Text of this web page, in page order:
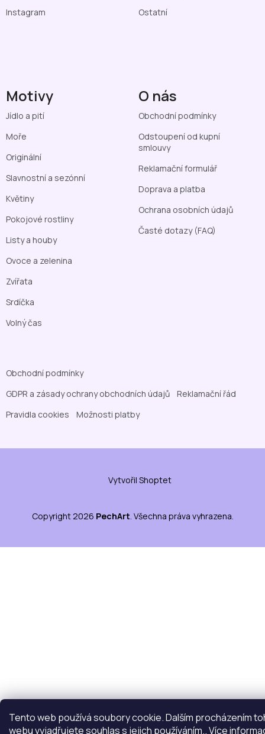
Tento web používá soubory cookie. Dalším procházením
webu vyjadřujete souhlas s jejich používáním.. Více
Instagram
Ostatní
Motivy
Jídlo a pití
Moře
Originální
Slavnostní a sezónní
Květiny
Pokojové rostliny
Listy a houby
Ovoce a zelenina
Zvířata
Srdíčka
Volný čas
O nás
Obchodní podmínky
Odstoupení od kupní
smlouvy
Reklamační formulář
Doprava a platba
Ochrana osobních údajů
Časté dotazy (FAQ)
Obchodní podmínky
GDPR a zásady ochrany obchodních údajů
Reklamační řád
Pravidla cookies
Možnosti platby
Vytvořil Shoptet
Copyright 2026 PechArt . Všechna práva vyhrazena.